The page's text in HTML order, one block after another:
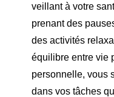
veillant à votre
prenant des
des activités
équilibre entre vie
personnelle, vous
dans vos tâches